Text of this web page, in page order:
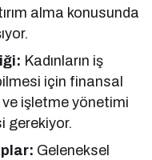
alma konusunda
Kadınların iş
için finansal
işletme yönetimi
gerekiyor.
Geleneksel